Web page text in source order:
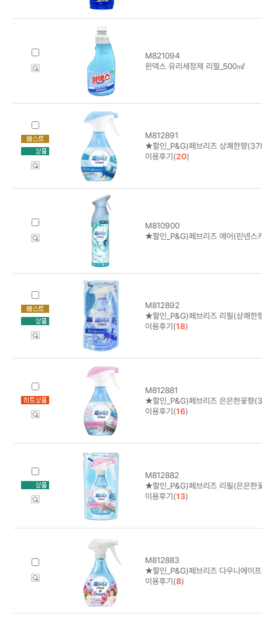
M821094
윈덱스 유리세정제 리필_500㎖
M812891
★할인_P&G)페브리즈 상쾌한향
이용후기(20)
M810900
★할인_P&G)페브리즈 에어(린넨스
M812892
★할인_P&G)페브리즈 리필(상쾌
이용후기(18)
M812881
★할인_P&G)페브리즈 은은한꽃향
이용후기(16)
M812882
★할인_P&G)페브리즈 리필(은은
이용후기(13)
M812883
★할인_P&G)페브리즈 다우니에이
이용후기(8)